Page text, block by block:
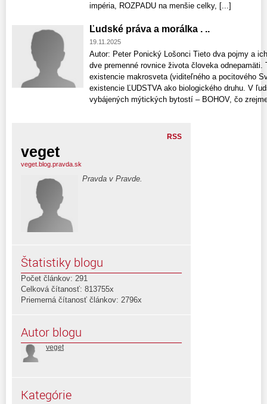
impéria, ROZPADU na menšie celky, [...]
Ľudské práva a morálka . ..
19.11.2025
Autor: Peter Ponický Lošonci Tieto dva pojmy a
dve premenné rovnice života človeka
existencie makrosveta (viditeľného a pocitového
existencie ĽUDSTVA ako biologického druhu. V
vybájených mýtických bytostí – BOHOV, čo
RSS
veget
veget.blog.pravda.sk
Pravda v Pravde.
Štatistiky blogu
Počet článkov: 291
Celková čítanosť: 813755x
Priemerná čítanosť článkov: 2796x
Autor blogu
veget
Kategórie